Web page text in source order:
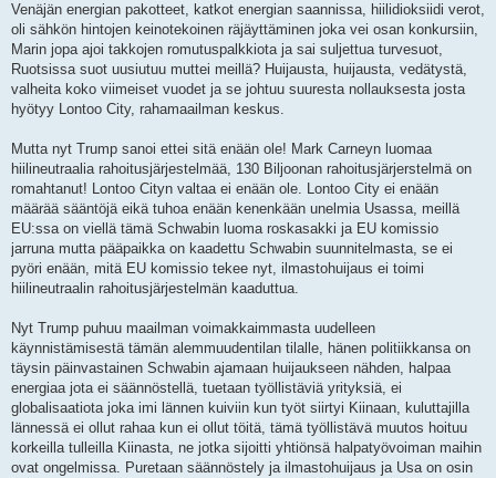
Venäjän energian pakotteet, katkot energian saannissa, hiilidioksiidi verot,
oli sähkön hintojen keinotekoinen räjäyttäminen joka vei osan konkursiin,
Marin jopa ajoi takkojen romutuspalkkiota ja sai suljettua turvesuot,
Ruotsissa suot uusiutuu muttei meillä? Huijausta, huijausta, vedätystä,
valheita koko viimeiset vuodet ja se johtuu suuresta nollauksesta josta
hyötyy Lontoo City, rahamaailman keskus.
Mutta nyt Trump sanoi ettei sitä enään ole! Mark Carneyn luomaa
hiilineutraalia rahoitusjärjestelmää, 130 Biljoonan rahoitusjärjerstelmä on
romahtanut! Lontoo Cityn valtaa ei enään ole. Lontoo City ei enään
määrää sääntöjä eikä tuhoa enään kenenkään unelmia Usassa, meillä
EU:ssa on viellä tämä Schwabin luoma roskasakki ja EU komissio
jarruna mutta pääpaikka on kaadettu Schwabin suunnitelmasta, se ei
pyöri enään, mitä EU komissio tekee nyt, ilmastohuijaus ei toimi
hiilineutraalin rahoitusjärjestelmän kaaduttua.
Nyt Trump puhuu maailman voimakkaimmasta uudelleen
käynnistämisestä tämän alemmuudentilan tilalle, hänen politiikkansa on
täysin päinvastainen Schwabin ajamaan huijaukseen nähden, halpaa
energiaa jota ei säännöstellä, tuetaan työllistäviä yrityksiä, ei
globalisaatiota joka imi lännen kuiviin kun työt siirtyi Kiinaan, kuluttajilla
lännessä ei ollut rahaa kun ei ollut töitä, tämä työllistävä muutos hoituu
korkeilla tulleilla Kiinasta, ne jotka sijoitti yhtiönsä halpatyövoiman maihin
ovat ongelmissa. Puretaan säännöstely ja ilmastohuijaus ja Usa on osin